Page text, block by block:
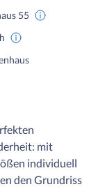
55
mit
individuell
den Grundriss